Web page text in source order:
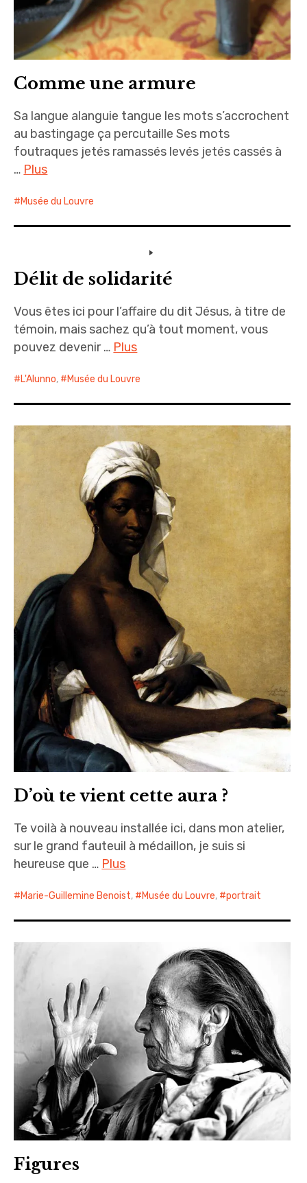
Comme une armure
Sa langue alanguie tangue les mots s’accrochent
au bastingage ça percutaille Ses mots
foutraques jetés ramassés levés jetés cassés à
… Plus
Musée du Louvre
Délit de solidarité
Vous êtes ici pour l’affaire du dit Jésus, à titre de
témoin, mais sachez qu’à tout moment, vous
pouvez devenir … Plus
L'Alunno, Musée du Louvre
D’où te vient cette aura ?
Te voilà à nouveau installée ici, dans mon atelier,
sur le grand fauteuil à médaillon, je suis si
heureuse que … Plus
Marie-Guillemine Benoist, Musée du Louvre, portrait
Figures